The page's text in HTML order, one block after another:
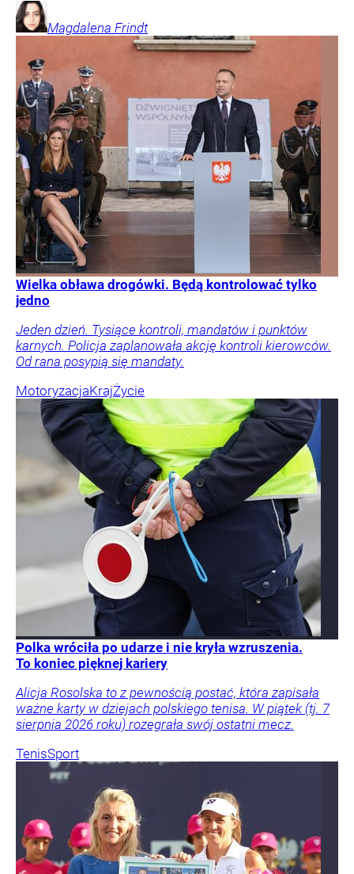
Magdalena Frindt
Wielka obława drogówki. Będą kontrolować tylko
jedno
Jeden dzień. Tysiące kontroli, mandatów i punktów
karnych. Policja zaplanowała akcję kontroli kierowców.
Od rana posypią się mandaty.
MotoryzacjaKrajŻycie
Polka wróciła po udarze i nie kryła wzruszenia.
To koniec pięknej kariery
Alicja Rosolska to z pewnością postać, która zapisała
ważne karty w dziejach polskiego tenisa. W piątek (tj. 7
sierpnia 2026 roku) rozegrała swój ostatni mecz.
TenisSport